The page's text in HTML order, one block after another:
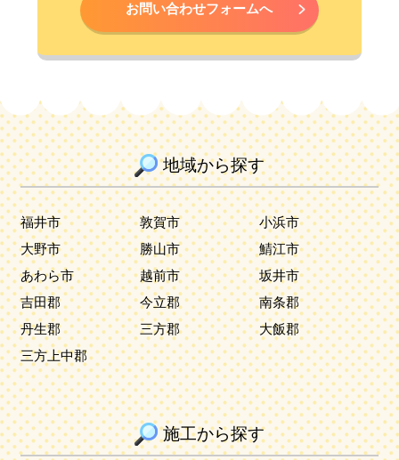
お問い合わせフォームへ
地域から探す
福井市 敦賀市
小浜市
大野市
勝山市
鯖江市
あわら市
越前市
坂井市
吉田郡
今立郡
南条郡
丹生郡
三方郡
大飯郡
三方上中郡
施工から探す